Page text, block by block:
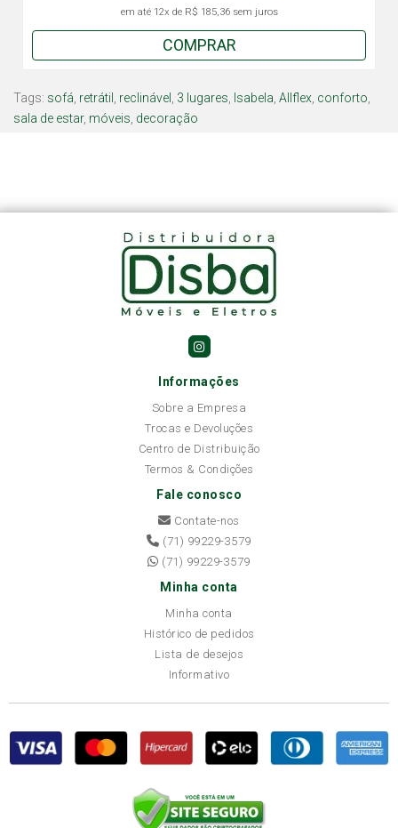
em até 12x de R$ 185,36sem juros
COMPRAR
Tags: sofá retrátil reclinável 3 lugares Isabela Allflex conforto
sala de estar, móveis decoração
Informações
Sobre a Empresa
Trocas e Devoluções
Centro de Distribuição
Termos & Condições
Fale conosco
Contate-nos
(71) 99229-3579
(71) 99229-3579
Minha conta
Minha conta
Histórico de pedidos
Lista de desejos
Informativo